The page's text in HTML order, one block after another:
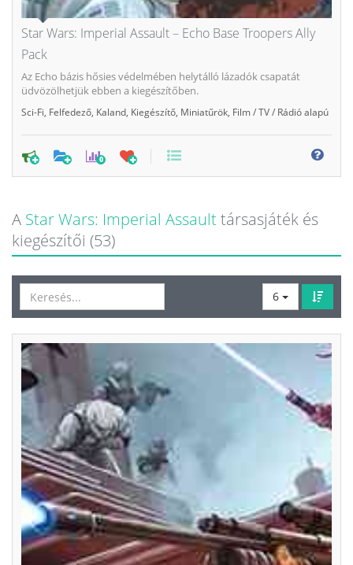
Star Wars: Imperial Assault – Echo Base Troopers Ally
Pack
Az Echo bázis hősies védelmében helytálló lázadók csapatát
üdvözölhetjük ebben a kiegészítőben.
Sci-Fi, Felfedező, Kaland, Kiegészítő, Miniatűrök, Film / TV / Rádió alapú
0
A Star Wars: Imperial Assaulttársasjáték és
kiegészítői (53)
6